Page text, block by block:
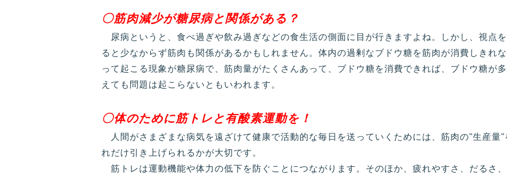
〇筋肉減少が糖尿病と関係がある？
尿病というと、食べ過ぎや飲み過ぎなどの食生活の側面に目が行きますよね。しかし、視点を
ると少なからず筋肉も関係があるかもしれません。体内の過剰なブドウ糖を筋肉が消費しきれ
って起こる現象が糖尿病で、筋肉量がたくさんあって、ブドウ糖を消費できれば、ブドウ糖が
えても問題は起こらないともいわれます。
〇体のために筋トレと有酸素運動を！
人間がさまざまな病気を遠ざけて健康で活動的な毎日を送っていくためには、筋肉の"生産量"
れだけ引き上げられるかが大切です。
筋トレは運動機能や体力の低下を防ぐことにつながります。そのほか、疲れやすさ、だるさ、